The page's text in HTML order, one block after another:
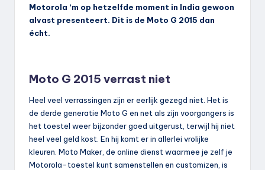
Motorola ‘m op hetzelfde moment in India gewoon
alvast presenteert. Dit is de Moto G 2015 dan
écht.
Moto G 2015 verrast niet
Heel veel verrassingen zijn er eerlijk gezegd niet. Het is
de derde generatie Moto G en net als zijn voorgangers is
het toestel weer bijzonder goed uitgerust, terwijl hij niet
heel veel geld kost. En hij komt er in allerlei vrolijke
kleuren. Moto Maker, de online dienst waarmee je zelf je
Motorola-toestel kunt samenstellen en customizen, is